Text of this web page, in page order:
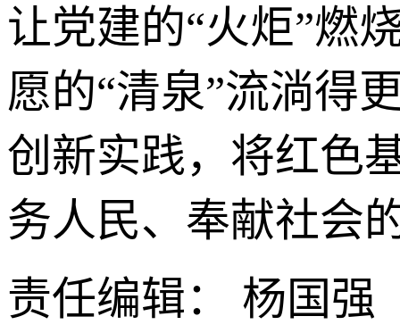
让党建的“火炬”燃
愿的“清泉”流淌得
创新实践，将红色
务人民、奉献社会
责任编辑： 杨国强